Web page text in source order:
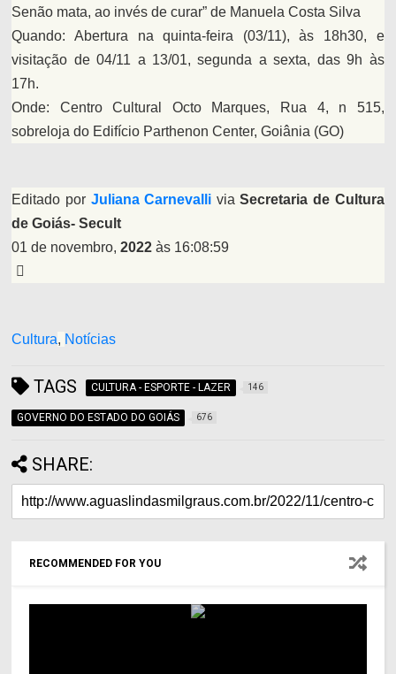
Senão mata, ao invés de curar” de Manuela Costa Silva
Quando: Abertura na quinta-feira (03/11), às 18h30, e
visitação de 04/11 a 13/01, segunda a sexta, das 9h às
17h.
Onde: Centro Cultural Octo Marques, Rua 4, n 515,
sobreloja do Edifício Parthenon Center, Goiânia (GO)
Editado por Juliana Carnevalli viaSecretaria de Cultura
de Goiás- Secult
01 de novembro,2022 às 16:08:59
Cultura, Notícias
TAGS CULTURA - ESPORTE - LAZER 146
GOVERNO DO ESTADO DO GOIÁS 676
SHARE:
RECOMMENDED FOR YOU